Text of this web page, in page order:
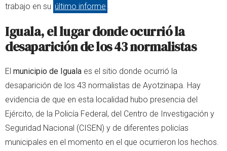
trabajo en su último informe .
Iguala, el lugar donde ocurrió la
desaparición de los 43 normalistas
El municipio de Iguala es el sitio donde ocurrió la
desaparición de los 43 normalistas de Ayotzinapa. Hay
evidencia de que en esta localidad hubo presencia del
Ejército, de la Policía Federal, del Centro de Investigación y
Seguridad Nacional (CISEN) y de diferentes policías
municipales en el momento en el que ocurrieron los hechos.